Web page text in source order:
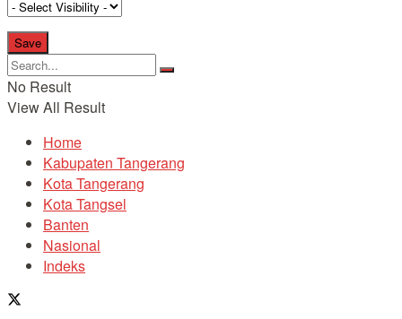
No Result
View All Result
Home
Kabupaten Tangerang
Kota Tangerang
Kota Tangsel
Banten
Nasional
Indeks